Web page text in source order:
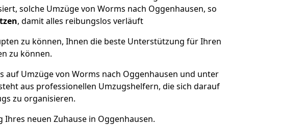
solche Umzüge von Worms nach Oggenhausen, so
, damit alles reibungslos verläuft
zu können, Ihnen die beste Unterstützung für Ihren
zu können.
auf Umzüge von Worms nach Oggenhausen und unter
aus professionellen Umzugshelfern, die sich darauf
zu organisieren.
neuen Zuhause in Oggenhausen.